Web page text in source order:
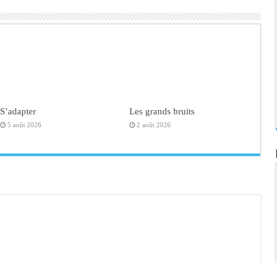
S’adapter
5 août 2026
Les grands bruits
2 août 2026